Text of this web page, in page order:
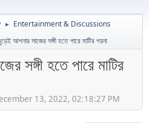
► Entertainment & Discussions
আপনার সাজের সঙ্গী হতে পারে মাটির গয়না
সঙ্গী হতে পারে মাটির
13, 2022, 02:18:27 PM